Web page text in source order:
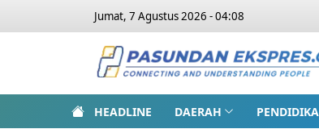
Jumat, 7 Agustus 2026 - 04:08
HEADLINE DAERAH